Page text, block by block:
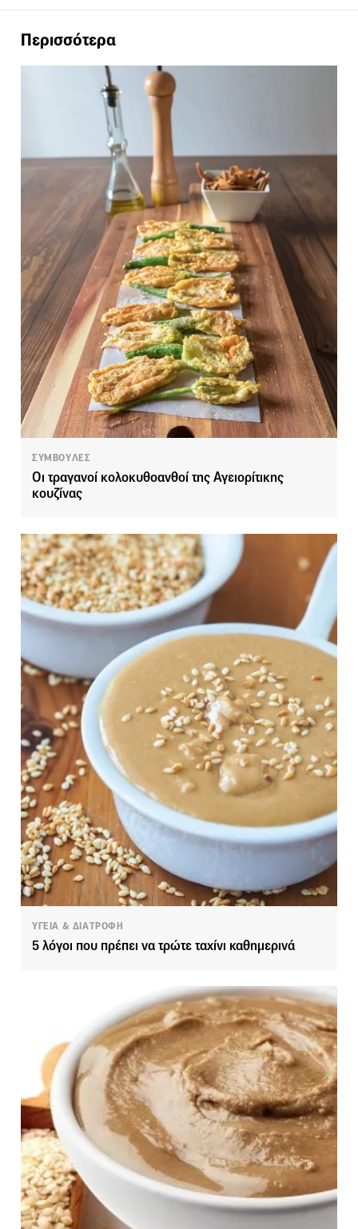
Περισσότερα
ΣΥΜΒΟΥΛΕΣ
Οι τραγανοί κολοκυθοανθοί της Αγειορίτικης
κουζίνας
ΥΓΕΙΑ & ΔΙΑΤΡΟΦΗ
5 λόγοι που πρέπει να τρώτε ταχίνι καθημερινά